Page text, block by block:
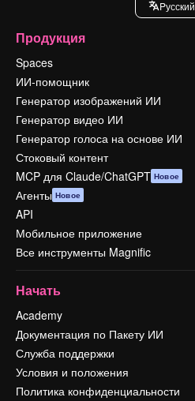
Pусский
Продукция
Spaces
ИИ-помощник
Генератор изображений ИИ
Генератор видео ИИ
Генератор голоса на основе ИИ
Стоковый контент
MCP для Claude/ChatGPT Новое
Агенты Новое
API
Мобильное приложение
Все инструменты Magnific
Начать
Academy
Документация по Пакету ИИ
Служба поддержки
Условия и положения
Политика конфиденциальности